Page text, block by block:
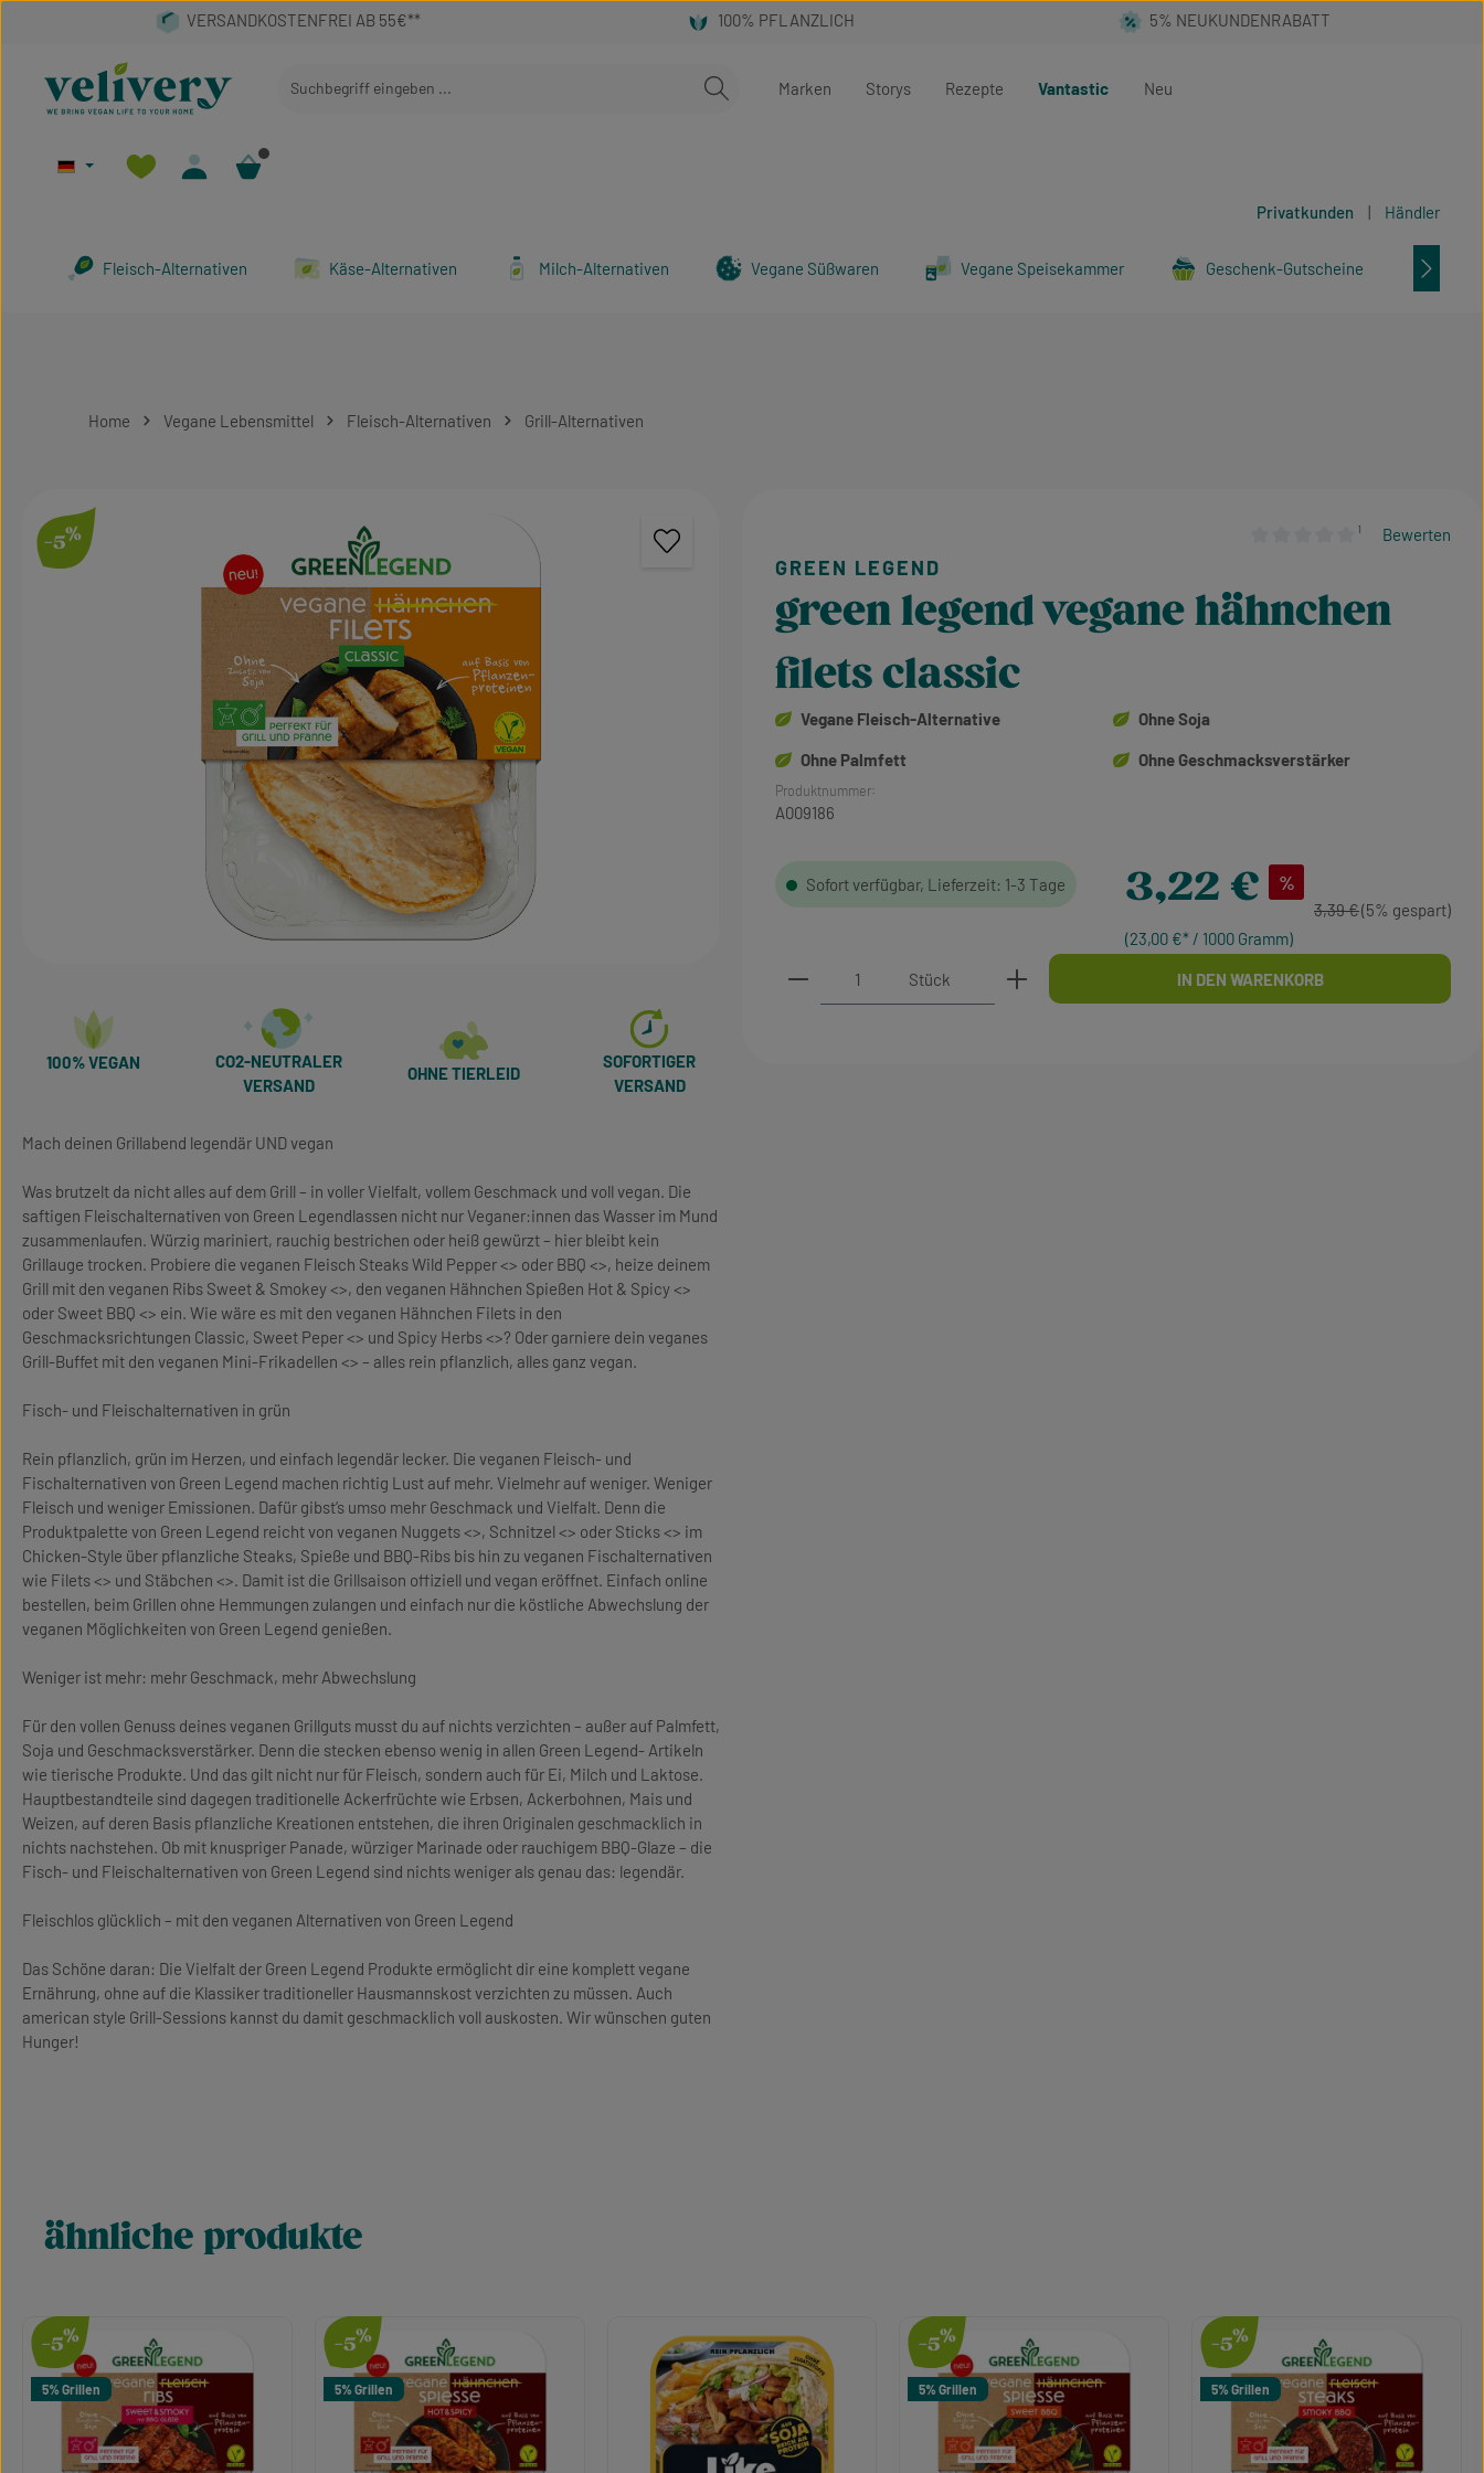
Hauptinhalt springen
Zur Suche springen
Zur Hauptnavigation springen
Marken
Storys Rezepte Vantastic Neu
Privatkunden | Händler
Fleisch-Alternativen Käse-Alternativen Milch-Alternativen Vegane Süßwaren Vegane Speisekammer Geschenk-Gutscheine
Home Vegane Lebensmittel Fleisch-Alternativen Grill-Alternativen
-5% ¹ Bewerten
green legend vegane hähnchen
filets classic
Vegane Fleisch-Alternative Ohne Soja
Ohne Palmfett Ohne Geschmacksverstärker
3,22 € %
Regulärer Preis:
3,39 €(5% gespart)
(23,00 €* / 1000 Gramm)
Sofort verfügbar, Lieferzeit: 1-3 Tage
Produkt Anzahl: Gib den gewünschten Wert ein oder
Stück IN DEN WARENKORB
Produktnummer:
A009186
100% VEGAN
CO2-NEUTRALER
VERSAND
OHNE TIERLEID
SOFORTIGER
VERSAND
Mach deinen Grillabend legendär UND vegan
Was brutzelt da nicht alles auf dem Grill – in voller Vielfalt, vollem Geschmack und voll vegan. Die
saftigen Fleischalternativen von Green Legendlassen nicht nur Veganer:innen das Wasser im Mund
zusammenlaufen. Würzig mariniert, rauchig bestrichen oder heiß gewürzt – hier bleibt kein
Grillauge trocken. Probiere die veganen Fleisch Steaks Wild Pepper <> oder BBQ <>, heize deinem
Grill mit den veganen Ribs Sweet & Smokey <>, den veganen Hähnchen Spießen Hot & Spicy <>
oder Sweet BBQ <> ein. Wie wäre es mit den veganen Hähnchen Filets in den
Geschmacksrichtungen Classic, Sweet Peper <> und Spicy Herbs <>? Oder garniere dein veganes
Grill-Buffet mit den veganen Mini-Frikadellen <> – alles rein pflanzlich, alles ganz vegan.
Fisch- und Fleischalternativen in grün
Rein pflanzlich, grün im Herzen, und einfach legendär lecker. Die veganen Fleisch- und
Fischalternativen von Green Legend machen richtig Lust auf mehr. Vielmehr auf weniger. Weniger
Fleisch und weniger Emissionen. Dafür gibst‘s umso mehr Geschmack und Vielfalt. Denn die
Produktpalette von Green Legend reicht von veganen Nuggets <>, Schnitzel <> oder Sticks <> im
Chicken-Style über pflanzliche Steaks, Spieße und BBQ-Ribs bis hin zu veganen Fischalternativen
wie Filets <> und Stäbchen <>. Damit ist die Grillsaison offiziell und vegan eröffnet. Einfach online
bestellen, beim Grillen ohne Hemmungen zulangen und einfach nur die köstliche Abwechslung der
veganen Möglichkeiten von Green Legend genießen.
Weniger ist mehr: mehr Geschmack, mehr Abwechslung
Für den vollen Genuss deines veganen Grillguts musst du auf nichts verzichten – außer auf Palmfett,
Soja und Geschmacksverstärker. Denn die stecken ebenso wenig in allen Green Legend- Artikeln
wie tierische Produkte. Und das gilt nicht nur für Fleisch, sondern auch für Ei, Milch und Laktose.
Hauptbestandteile sind dagegen traditionelle Ackerfrüchte wie Erbsen, Ackerbohnen, Mais und
Weizen, auf deren Basis pflanzliche Kreationen entstehen, die ihren Originalen geschmacklich in
nichts nachstehen. Ob mit knuspriger Panade, würziger Marinade oder rauchigem BBQ-Glaze – die
Fisch- und Fleischalternativen von Green Legend sind nichts weniger als genau das: legendär.
Fleischlos glücklich – mit den veganen Alternativen von Green Legend
Das Schöne daran: Die Vielfalt der Green Legend Produkte ermöglicht dir eine komplett vegane
Ernährung, ohne auf die Klassiker traditioneller Hausmannskost verzichten zu müssen. Auch
american style Grill-Sessions kannst du damit geschmacklich voll auskosten. Wir wünschen guten
Hunger!
ähnliche produkte
Produktgalerie überspringen
-5%
5% Grillen
-5%
5% Grillen
-5%
5% Grillen
-5%
5% Grillen